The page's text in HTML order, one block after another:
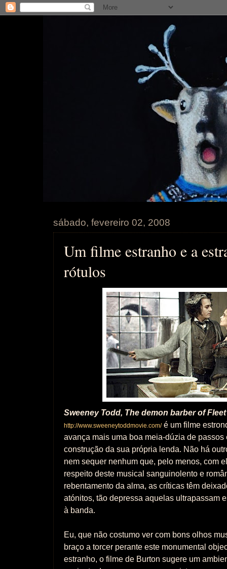
sábado, fevereiro 02, 2008
Um filme estranho e a
rótulos
Sweeney Todd, The demon barber of
http://www.sweeneytoddmovie.com/é um filme
avança mais uma boa meia-dúzia de passos
construção da sua própria lenda. Não há
nem sequer nenhum que, pelo menos, com
respeito deste musical sanguinolento e
rebentamento da alma, as críticas têm
atónitos, tão depressa aquelas ultrapassam
à banda.
Eu, que não costumo ver com bons olhos
braço a torcer perante este monumental
estranho, o filme de Burton sugere um